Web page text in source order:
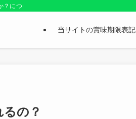
についても紹介しているお役立ちサイトです。
当サイトの賞味期限表
の？